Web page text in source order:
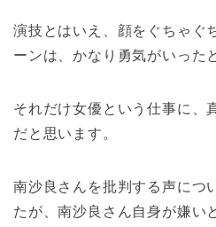
演技とはいえ、顔をぐちゃぐ
ーンは、かなり勇気がいった
それだけ女優という仕事に、
だと思います。
南沙良さんを批判する声につ
たが、南沙良さん自身が嫌い